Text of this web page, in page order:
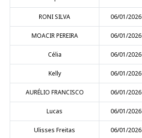
RONI SILVA 06/01/2026
MOACIR PEREIRA 06/01/2026
Célia 06/01/2026
Kelly 06/01/2026
AURÉLIO FRANCISCO 06/01/2026
Lucas 06/01/2026
Ulisses Freitas 06/01/2026